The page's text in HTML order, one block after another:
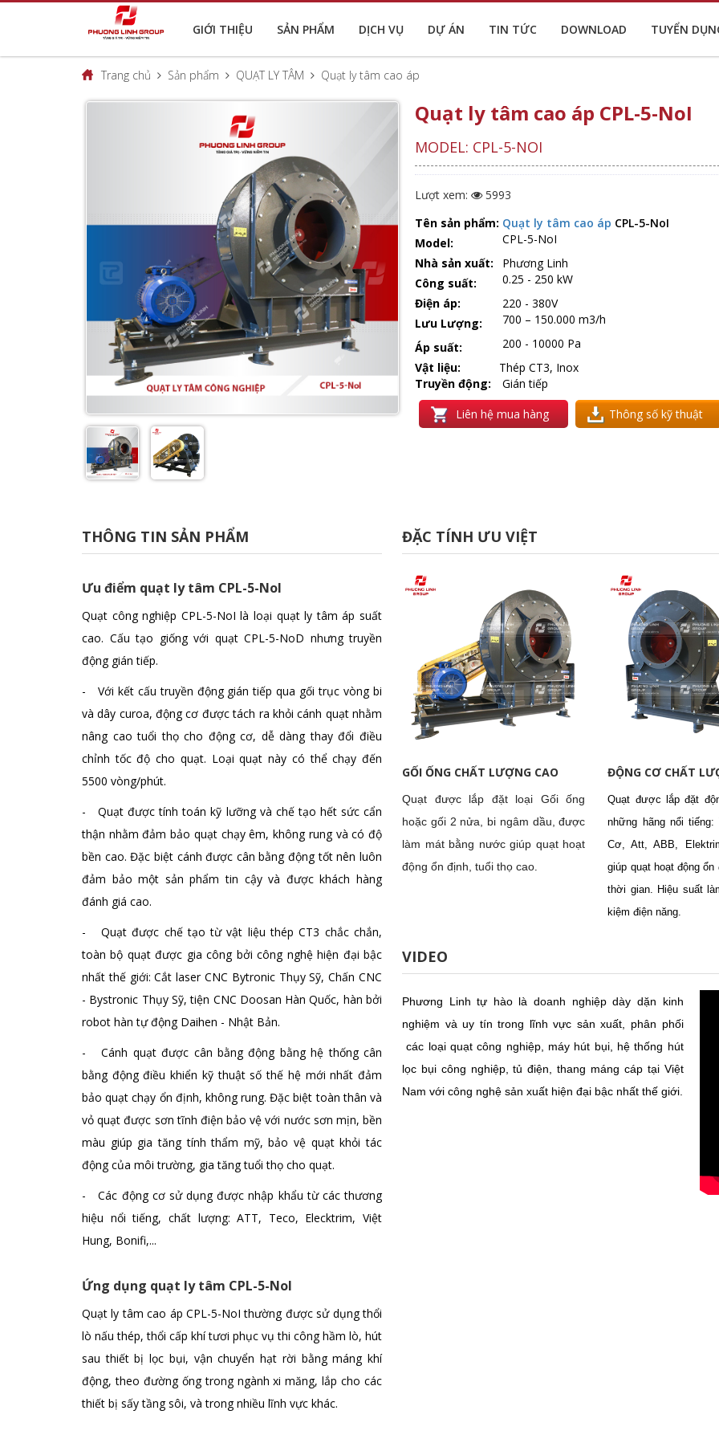
GIỚI THIỆU SẢN PHẨM DỊCH VỤ DỰ ÁN TIN TỨC DOWNLOAD TUYỂN
Trang chủ Sản phẩm QUẠT LY TÂM Quạt ly tâm cao áp
Quạt ly tâm cao áp CPL-5-NoI
MODEL: CPL-5-NOI
Lượt xem:
5993
Tên sản phẩm: Quạt ly tâm cao áp CPL-5-NoI
Model:
CPL-5-NoI
Nhà sản xuất:
Phương Linh
Công suất:
0.25 - 250 kW
Điện áp:
220 - 380V
Lưu Lượng:
700 – 150.000 m3/h
Áp suất:
200 - 10000 Pa
Vật liệu:
Thép CT3, Inox
Truyền động:
Gián tiếp
Liên hệ mua hàng
Thông số kỹ thuật
THÔNG TIN SẢN PHẨM
Ưu điểm quạt ly tâm CPL-5-NoI
Quạt công nghiệp CPL-5-NoI là loại quạt ly tâm áp suất
cao. Cấu tạo giống với quạt CPL-5-NoD nhưng truyền
động gián tiếp.
- Với kết cấu truyền động gián tiếp qua gối trục vòng bi
và dây curoa, động cơ được tách ra khỏi cánh quạt nhằm
nâng cao tuổi thọ cho động cơ, dễ dàng thay đổi điều
chỉnh tốc độ cho quạt. Loại quạt này có thể chạy đến
5500 vòng/phút.
- Quạt được tính toán kỹ lưỡng và chế tạo hết sức cẩn
thận nhằm đảm bảo quạt chạy êm, không rung và có độ
bền cao. Đặc biệt cánh được cân bằng động tốt nên luôn
đảm bảo một sản phẩm tin cậy và được khách hàng
đánh giá cao.
- Quạt được chế tạo từ vật liệu thép CT3 chắc chắn,
toàn bộ quạt được gia công bởi công nghệ hiện đại bậc
nhất thế giới: Cắt laser CNC Bytronic Thụy Sỹ, Chấn CNC
- Bystronic Thụy Sỹ, tiện CNC Doosan Hàn Quốc, hàn bởi
robot hàn tự động Daihen - Nhật Bản.
- Cánh quạt được cân bằng động bằng hệ thống cân
bằng động điều khiển kỹ thuật số thế hệ mới nhất đảm
bảo quạt chạy ổn định, không rung. Đặc biệt toàn thân và
vỏ quạt được sơn tĩnh điện bảo vệ với nước sơn mịn, bền
màu giúp gia tăng tính thẩm mỹ, bảo vệ quạt khỏi tác
động của môi trường, gia tăng tuổi thọ cho quạt.
- Các động cơ sử dụng được nhập khẩu từ các thương
hiệu nổi tiếng, chất lượng: ATT, Teco, Elecktrim, Việt
Hung, Bonifi,...
Ứng dụng quạt ly tâm CPL-5-NoI
Quạt ly tâm cao áp CPL-5-NoI thường được sử dụng thổi
lò nấu thép, thổi cấp khí tươi phục vụ thi công hầm lò, hút
sau thiết bị lọc bụi, vận chuyển hạt rời bằng máng khí
động, theo đường ống trong ngành xi măng, lắp cho các
thiết bị sấy tầng sôi, và trong nhiều lĩnh vực khác.
ĐẶC TÍNH ƯU VIỆT
GỐI ỐNG CHẤT LƯỢNG CAO
Quạt được lắp đặt loại Gối ống
hoặc gối 2 nửa, bi ngâm dầu, được
làm mát bằng nước giúp quạt hoạt
động ổn định, tuổi thọ cao.
ĐỘNG CƠ CHẤT
Quạt được lắp đặt
những hãng nổi tiếng:
Cơ, Att, ABB,
giúp quạt hoạt động
thời gian. Hiệu suất
kiệm điện năng.
VIDEO
Phương Linh tự hào là doanh nghiệp dày dặn kinh
nghiệm và uy tín trong lĩnh vực sản xuất, phân phối
các loại quạt công nghiệp, máy hút bụi, hệ thống hút
lọc bụicông nghiệp,tủ điện, thang máng cáptại Việt
Nam với công nghệ sản xuất hiện đại bậc nhất thế giới.